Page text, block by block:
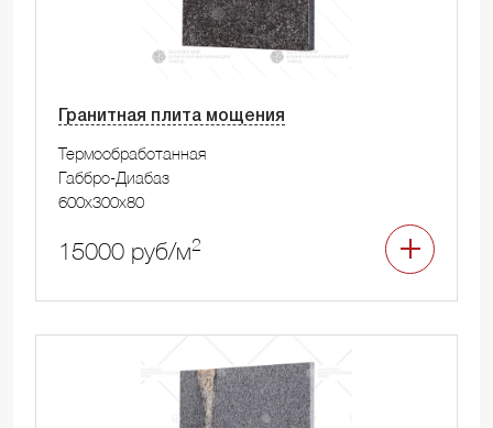
Гранитная плита мощения
Термообработанная
Габбро-Диабаз
600x300x80
15000 руб/м2